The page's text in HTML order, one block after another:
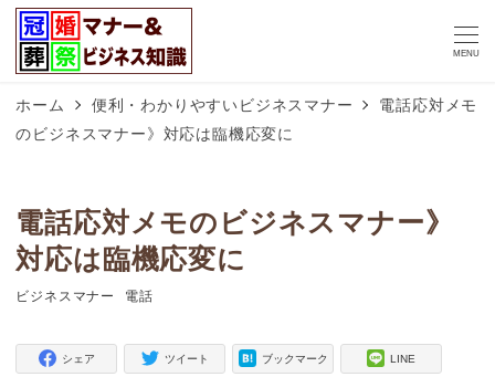
MENU
ホーム 便利・わかりやすいビジネスマナー
電話応対メモ
のビジネスマナー》対応は臨機応変に
電話応対メモのビジネスマナー》
対応は臨機応変に
タグ
ビジネスマナー
タグ
電話
シェア ツイート ブックマーク LINE